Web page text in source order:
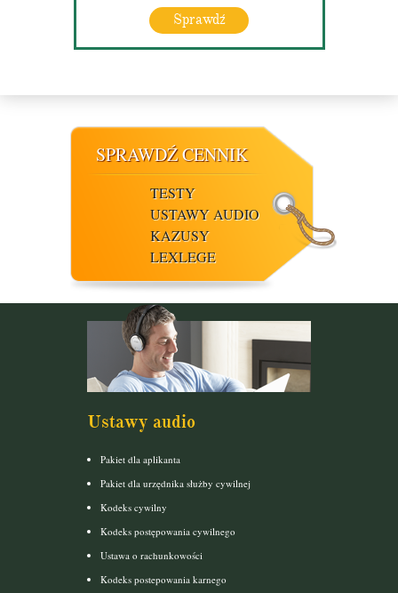
Sprawdź
SPRAWDŹ CENNIK
TESTY
USTAWY AUDIO
KAZUSY
LEXLEGE
Ustawy audio
Pakiet dla aplikanta
Pakiet dla urzędnika służby cywilnej
Kodeks cywilny
Kodeks postępowania cywilnego
Ustawa o rachunkowości
Kodeks postepowania karnego